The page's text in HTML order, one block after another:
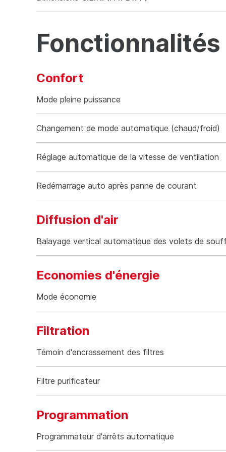
Fonctionnalités
Confort
Mode pleine puissance
Changement de mode automatique (chaud/froid)
Réglage automatique de la vitesse de ventilation
Redémarrage auto après panne de courant
Diffusion d'air
Balayage vertical automatique des volets de
Economies d'énergie
Mode économie
Filtration
Témoin d'encrassement des filtres
Filtre purificateur
Programmation
Programmateur d'arrêts automatique